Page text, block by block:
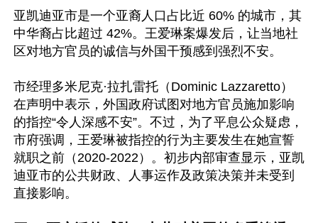
亚凯迪亚市是一个亚裔人口占比近 60% 的城市，其
中华裔占比超过 42%。王爱琳案爆发后，让当地社
区对地方官员的诚信与外国干预感到强烈不安。
市经理多米尼克·拉扎雷托（Dominic Lazzaretto）
在声明中表示，外国政府试图对地方官员施加影响
的指控“令人深感不安”。不过，为了平息公众疑虑，
市府强调，王爱琳被指控的行为主要发生在她宣誓
就职之前（2020-2022）。初步内部审查显示，亚凯
迪亚市的公共财政、人事运作及政策决策并未受到
直接影响。